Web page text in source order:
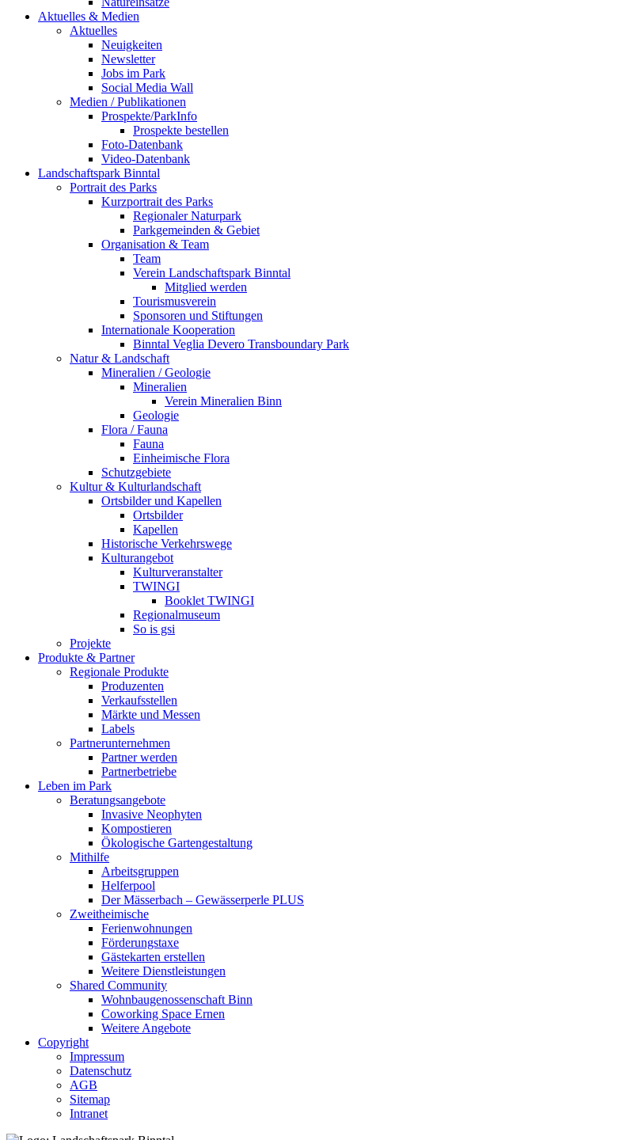
Aktuelles & Medien
Aktuelles
Neuigkeiten
Newsletter
Jobs im Park
Social Media Wall
Medien / Publikationen
Prospekte/ParkInfo
Prospekte bestellen
Foto-Datenbank
Video-Datenbank
Landschaftspark Binntal
Portrait des Parks
Kurzportrait des Parks
Regionaler Naturpark
Parkgemeinden & Gebiet
Organisation & Team
Team
Verein Landschaftspark Binntal
Mitglied werden
Tourismusverein
Sponsoren und Stiftungen
Internationale Kooperation
Binntal Veglia Devero Transboundary Park
Natur & Landschaft
Mineralien / Geologie
Mineralien
Verein Mineralien Binn
Geologie
Flora / Fauna
Fauna
Einheimische Flora
Schutzgebiete
Kultur & Kulturlandschaft
Ortsbilder und Kapellen
Ortsbilder
Kapellen
Historische Verkehrswege
Kulturangebot
Kulturveranstalter
TWINGI
Booklet TWINGI
Regionalmuseum
So is gsi
Projekte
Produkte & Partner
Regionale Produkte
Produzenten
Verkaufsstellen
Märkte und Messen
Labels
Partnerunternehmen
Partner werden
Partnerbetriebe
Leben im Park
Beratungsangebote
Invasive Neophyten
Kompostieren
Ökologische Gartengestaltung
Mithilfe
Arbeitsgruppen
Helferpool
Der Mässerbach – Gewässerperle PLUS
Zweitheimische
Ferienwohnungen
Förderungstaxe
Gästekarten erstellen
Weitere Dienstleistungen
Shared Community
Wohnbaugenossenschaft Binn
Coworking Space Ernen
Weitere Angebote
Copyright
Impressum
Datenschutz
AGB
Sitemap
Intranet